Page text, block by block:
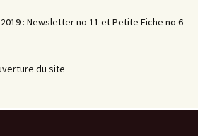
: Newsletter no 11 et Petite Fiche no 6
du site